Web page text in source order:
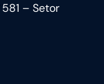
– Setor